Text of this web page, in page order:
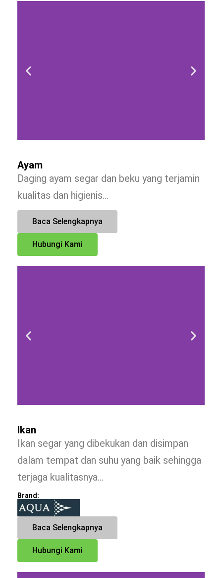
Ayam
Daging ayam segar dan beku yang terjamin
kualitas dan higienis…
Baca Selengkapnya
Hubungi Kami
Ikan
Ikan segar yang dibekukan dan disimpan
dalam tempat dan suhu yang baik sehingga
terjaga kualitasnya…
Brand:
Baca Selengkapnya
Hubungi Kami